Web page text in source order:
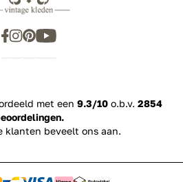
met een 9.3/10 o.b.v. 2854
klanten beveelt ons aan.